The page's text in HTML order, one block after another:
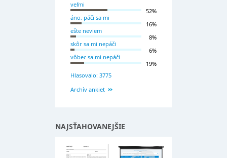
veľmi
52%
áno, páči sa mi
16%
ešte neviem
8%
skôr sa mi nepáči
6%
vôbec sa mi nepáči
19%
Hlasovalo: 3775
Archív ankiet
NAJSŤAHOVANEJŠIE